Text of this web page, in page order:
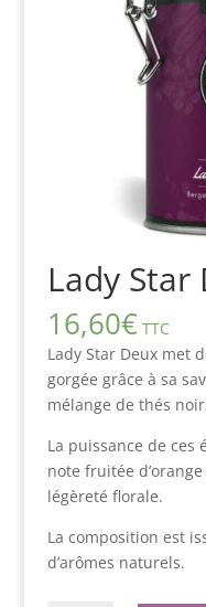
Lady Star
16,60€ TTC
Lady Star Deux met
gorgée grâce à sa
mélange de thés
La puissance de ces
note fruitée
légèreté florale.
La composition est
d’arômes naturels.